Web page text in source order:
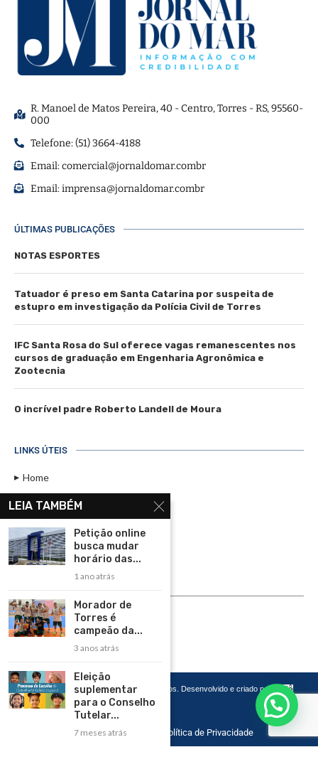
R. Manoel de Matos Pereira, 40 - Centro, Torres - RS, 95560-
000
Telefone: (51) 3664-4188
Email:comercial@jornaldomar.combr
Email:imprensa@jornaldomar.combr
ÚLTIMAS PUBLICAÇÕES
NOTAS ESPORTES
Tatuador é preso em Santa Catarina por suspeita de
estupro em investigação da Polícia Civil de Torres
IFC Santa Rosa do Sul oferece vagas remanescentes nos
cursos de graduação em Engenharia Agronômica e
Zootecnia
O incrível padre Roberto Landell de Moura
LINKS ÚTEIS
Home
Assinar
Contato
Política de Privacidade
Rádio Maristela - Ao Vivo
ASSINE
Copyright 2026 – Todos os Direitos Reservados. Desenvolvido e criado por
Cadô
Agência de Marketing
Home Contato Política de Privacidade
LEIA TAMBÉM
Petição online
busca mudar
horário das...
1 ano atrás
Morador de
Torres é
campeão da...
3 anos atrás
Eleição
suplementar
para o Conselho
Tutelar...
7 meses atrás